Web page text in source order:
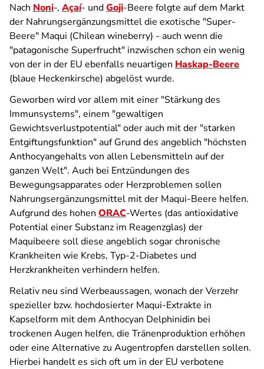
Nach Noni-, Açaí- undGoji-Beere folgte auf dem Markt
der Nahrungsergänzungsmittel die exotische "Super-
Beere" Maqui (Chilean wineberry) - auch wenn die
"patagonische Superfrucht" inzwischen schon ein wenig
von der in der EU ebenfalls neuartigen Haskap-Beere
(blaue Heckenkirsche) abgelöst wurde.
Geworben wird vor allem mit einer "Stärkung des
Immunsystems", einem "gewaltigen
Gewichtsverlustpotential" oder auch mit der "starken
Entgiftungs­funktion" auf Grund des angeblich "höchsten
Anthocyangehalts von allen Lebensmitteln auf der
ganzen Welt". Auch bei Entzündungen des
Bewegungsapparates oder Herzproblemen sollen
Nahrungsergänzungsmittel mit der Maqui-Beere helfen.
Aufgrund des hohen ORAC-Wertes (das antioxidative
Potential einer Substanz im Reagenzglas) der
Maquibeere soll diese angeblich sogar chronische
Krankheiten wie Krebs, Typ-2-Diabetes und
Herzkrankheiten verhindern helfen.
Relativ neu sind Werbeaussagen, wonach der Verzehr
spezieller bzw. hochdosierter Maqui-Extrakte in
Kapselform mit dem Anthocyan Delphinidin bei
trockenen Augen helfen, die Tränenproduktion erhöhen
oder eine Alternative zu Augentropfen darstellen sollen.
Hierbei handelt es sich oft um in der EU verbotene